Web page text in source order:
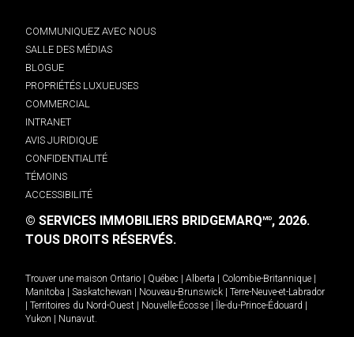
COMMUNIQUEZ AVEC NOUS
SALLE DES MÉDIAS
BLOGUE
PROPRIÉTÉS LUXUEUSES
COMMERCIAL
INTRANET
AVIS JURIDIQUE
CONFIDENTIALITÉ
TÉMOINS
ACCESSIBILITÉ
© SERVICES IMMOBILIERS BRIDGEMARQMD, 2026.
TOUS DROITS RÉSERVÉS.
Trouver une maison Ontario Québec Alberta Colombie-Britannique
Manitoba
Saskatchewan Nouveau-Brunswick
Terre-Neuve-et-Labrador
Territoires du Nord-Ouest Nouvelle-Écosse Île-du-Prince-Édouard
Yukon
Nunavut.